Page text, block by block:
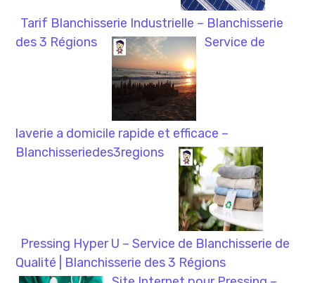
Tarif Blanchisserie Industrielle – Blanchisserie
des 3 Régions
Service de
laverie a domicile rapide et efficace –
Blanchisseriedes3regions
Pressing Hyper U – Service de Blanchisserie de
Qualité | Blanchisserie des 3 Régions